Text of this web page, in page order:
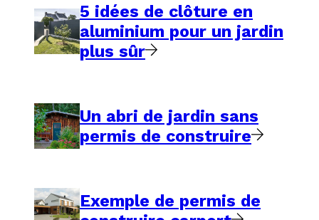
5 idées de clôture en
aluminium pour un jardin
plus sûr
Un abri de jardin sans
permis de construire
Exemple de permis de